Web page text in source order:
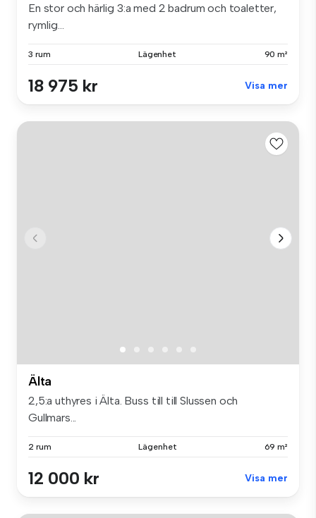
En stor och härlig 3:a med 2 badrum och toaletter,
rymlig...
3 rum Lägenhet 90 m²
18 975 kr Visa mer
Älta
2,5:a uthyres i Älta. Buss till till Slussen och
Gullmars...
2 rum Lägenhet 69 m²
12 000 kr Visa mer